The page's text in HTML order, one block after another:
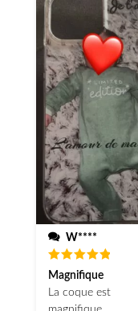
W****
Note5
sur 5
Magnifique
La coque est